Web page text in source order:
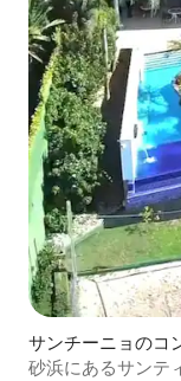
サンチーニョのコ
砂浜にあるサンテ